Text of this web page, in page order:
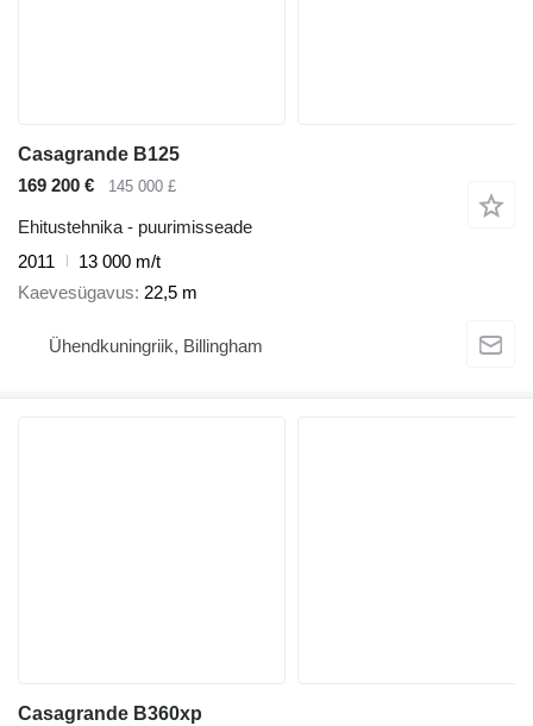
Casagrande B125
169 200 €
145 000 £
Ehitustehnika - puurimisseade
2011
13 000 m/t
Kaevesügavus 22,5 m
Ühendkuningriik, Billingham
Casagrande B360xp